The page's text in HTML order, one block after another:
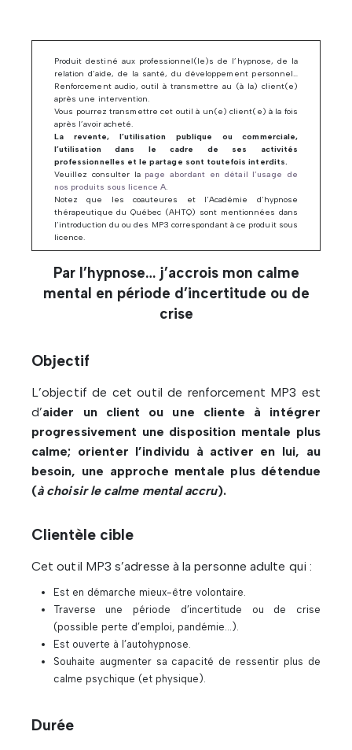
Produit destiné aux professionnel(le)s de l’hypnose, de la
relation d’aide, de la santé, du développement personnel…
Renforcement audio, outil à transmettre au (à la) client(e)
après une intervention.
Vous pourrez transmettre cet outil à un(e) client(e) à la fois
après l’avoir acheté.
La revente, l’utilisation publique ou commerciale,
l’utilisation dans le cadre de ses activités
professionnelles et le partage sont toutefois interdits.
Veuillez consulter la page abordant en détail l’usage de
nos produits sous licence A.
Notez que les coauteures et l’Académie d’hypnose
thérapeutique du Québec (AHTQ) sont mentionnées dans
l’introduction du ou des MP3 correspondant à ce produit sous
licence.
Par l’hypnose… j’accrois mon calme
mental en période d’incertitude ou de
crise
Objectif
L’objectif de cet outil de renforcement MP3 est
d’aider un client ou une cliente à intégrer
progressivement une disposition mentale plus
calme; orienter l’individu à activer en lui, au
besoin, une approche mentale plus détendue
(à choisir le calme mental accru).
Clientèle cible
Cet outil MP3 s’adresse à la personne adulte qui :
Est en démarche mieux-être volontaire.
Traverse une période d’incertitude ou de crise
(possible perte d’emploi, pandémie…).
Est ouverte à l’autohypnose.
Souhaite augmenter sa capacité de ressentir plus de
calme psychique (et physique).
Durée